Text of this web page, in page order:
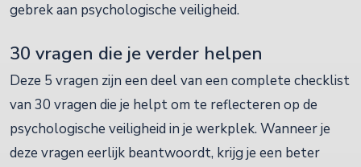
gebrek aan psychologische veiligheid.
30 vragen die je verder helpen
Deze 5 vragen zijn een deel van een complete checklist
van 30 vragen die je helpt om te reflecteren op de
psychologische veiligheid in je werkplek. Wanneer je
deze vragen eerlijk beantwoordt, krijg je een beter